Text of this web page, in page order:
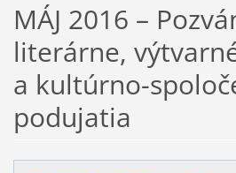
MÁJ 2016 –
literárne,
a kultúrno-
podujatia